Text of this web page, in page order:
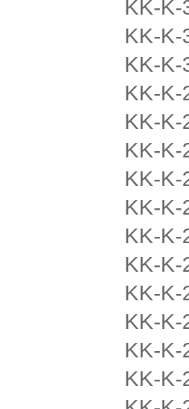
KK-K-
KK-K-
KK-K-
KK-K-
KK-K-
KK-K-
KK-K-
KK-K-
KK-K-
KK-K-
KK-K-
KK-K-
KK-K-
KK-K-